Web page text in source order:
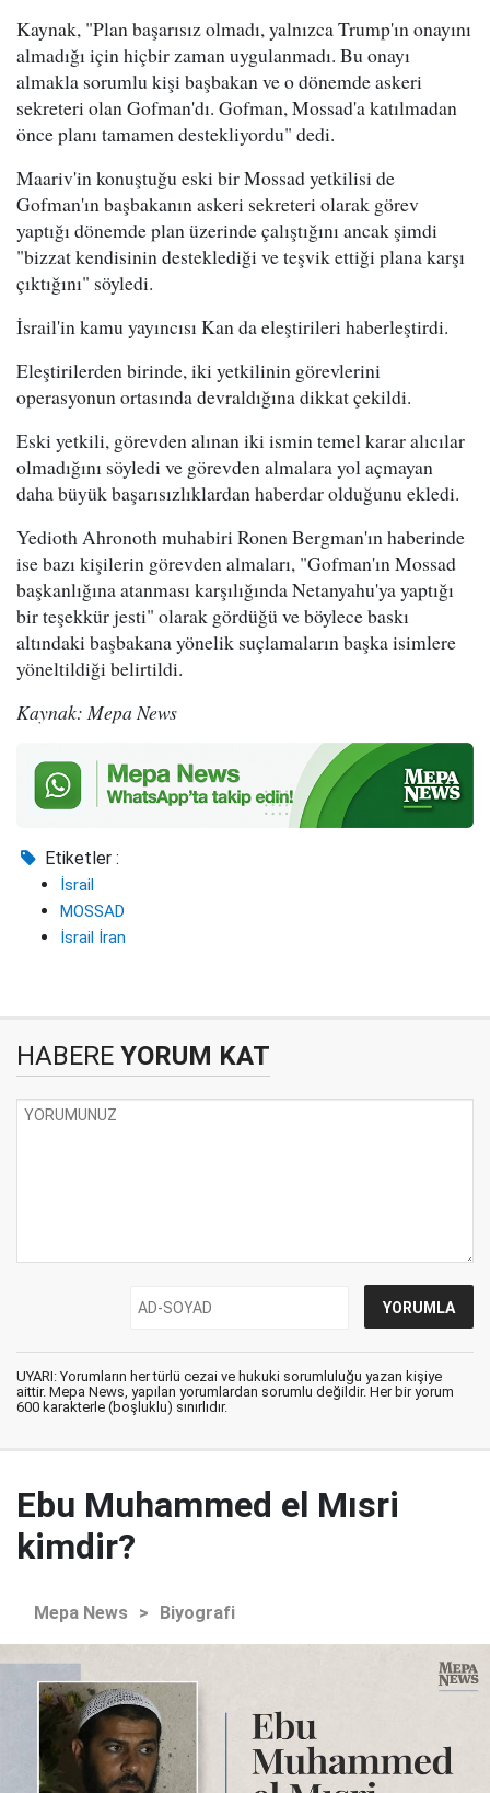
Kaynak, "Plan başarısız olmadı, yalnızca Trump'ın onayını
almadığı için hiçbir zaman uygulanmadı. Bu onayı
almakla sorumlu kişi başbakan ve o dönemde askeri
sekreteri olan Gofman'dı. Gofman, Mossad'a katılmadan
önce planı tamamen destekliyordu" dedi.
Maariv'in konuştuğu eski bir Mossad yetkilisi de
Gofman'ın başbakanın askeri sekreteri olarak görev
yaptığı dönemde plan üzerinde çalıştığını ancak şimdi
"bizzat kendisinin desteklediği ve teşvik ettiği plana karşı
çıktığını" söyledi.
İsrail'in kamu yayıncısı Kan da eleştirileri haberleştirdi.
Eleştirilerden birinde, iki yetkilinin görevlerini
operasyonun ortasında devraldığına dikkat çekildi.
Eski yetkili, görevden alınan iki ismin temel karar alıcılar
olmadığını söyledi ve görevden almalara yol açmayan
daha büyük başarısızlıklardan haberdar olduğunu ekledi.
Yedioth Ahronoth muhabiri Ronen Bergman'ın haberinde
ise bazı kişilerin görevden almaları, "Gofman'ın Mossad
başkanlığına atanması karşılığında Netanyahu'ya yaptığı
bir teşekkür jesti" olarak gördüğü ve böylece baskı
altındaki başbakana yönelik suçlamaların başka isimlere
yöneltildiği belirtildi.
Kaynak: Mepa News
Etiketler :
İsrail
MOSSAD
İsrail İran
HABERE YORUM KAT
UYARI: Yorumların her türlü cezai ve hukuki sorumluluğu yazan kişiye
aittir. Mepa News, yapılan yorumlardan sorumlu değildir. Her bir yorum
600 karakterle (boşluklu) sınırlıdır.
Ebu Muhammed el Mısri
kimdir?
Mepa News > Biyografi